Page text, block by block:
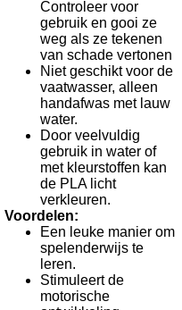
Controleer voor
gebruik en gooi ze
weg als ze tekenen
van schade vertonen
Niet geschikt voor de
vaatwasser, alleen
handafwas met lauw
water.
Door veelvuldig
gebruik in water of
met kleurstoffen kan
de PLA licht
verkleuren.
Voordelen:
Een leuke manier om
spelenderwijs te
leren.
Stimuleert de
motorische